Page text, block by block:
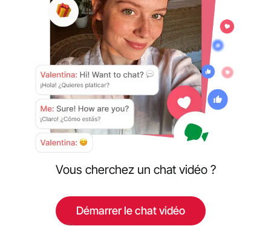
Vous cherchez un chat vidéo ?
Démarrer le chat vidéo